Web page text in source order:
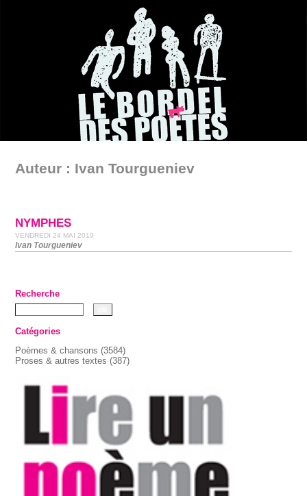
Auteur : Ivan Tourgueniev
NYMPHES
VENDREDI 24 MAI 2019
Ivan Tourgueniev
Recherche
Catégories
Poèmes & chansons (3584)
Proses & autres textes (387)